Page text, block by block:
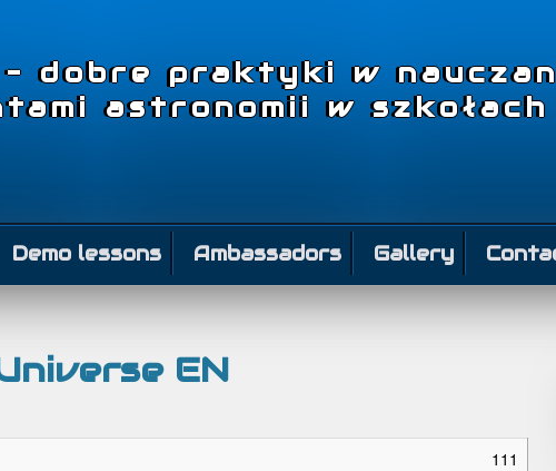
dobre praktyki w
astronomii w szkołach
Demo lessons Ambassadors Gallery
EN
111